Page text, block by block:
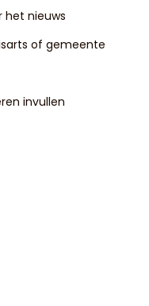
het nieuws
of gemeente
invullen